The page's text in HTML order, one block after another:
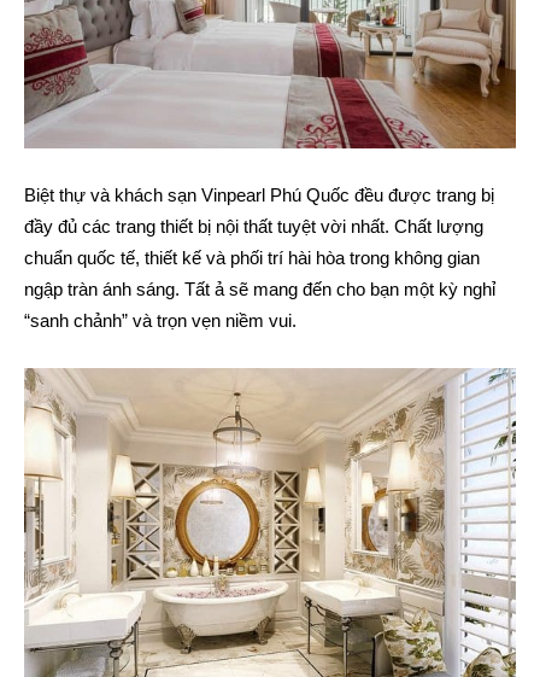
Biệt thự và khách sạn Vinpearl Phú Quốc đều được trang bị
đầy đủ các trang thiết bị nội thất tuyệt vời nhất. Chất lượng
chuẩn quốc tế, thiết kế và phối trí hài hòa trong không gian
ngập tràn ánh sáng. Tất ả sẽ mang đến cho bạn một kỳ nghỉ
“sanh chảnh” và trọn vẹn niềm vui.